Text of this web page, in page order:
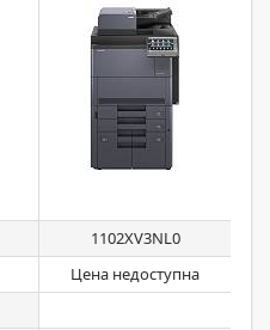
1102XV3NL0
Цена недоступна